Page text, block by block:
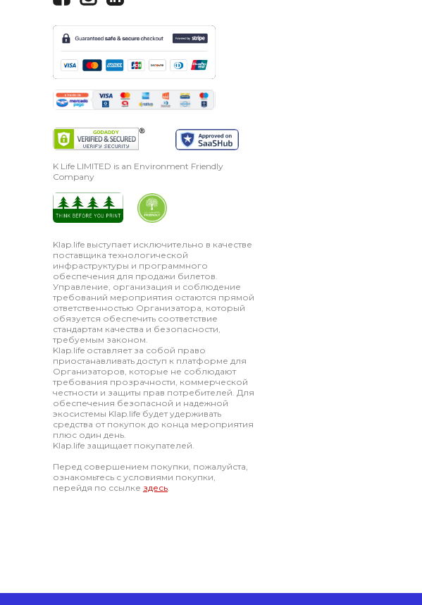
K Life LIMITED is an Environment Friendly
Company
Klap.life выступает исключительно в качестве
поставщика технологической
инфраструктуры и программного
обеспечения для продажи билетов.
Управление, организация и соблюдение
требований мероприятия остаются прямой
ответственностью Организатора, который
обязуется обеспечить соответствие
стандартам качества и безопасности,
требуемым законом.
Klap.life оставляет за собой право
приостанавливать доступ к платформе для
Организаторов, которые не соблюдают
требования прозрачности, коммерческой
честности и защиты прав потребителей. Для
обеспечения безопасной и надежной
экосистемы Klap.life будет удерживать
средства от покупок до конца мероприятия
плюс один день.
Klap.life защищает покупателей.
Перед совершением покупки, пожалуйста,
ознакомьтесь с условиями покупки,
перейдя по ссылке здесь.